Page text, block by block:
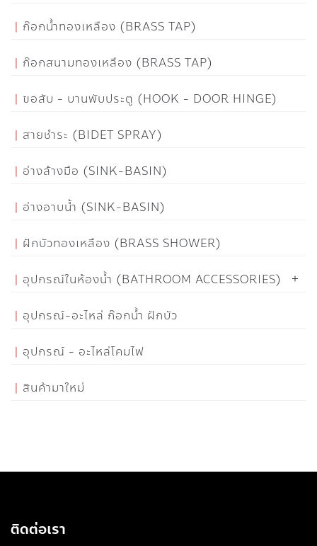
ก๊อกน้ำทองเหลือง (BRASS TAP)
ก๊อกสนามทองเหลือง (BRASS TAP)
ขอสับ - บานพับประตู (HOOK - DOOR HINGE)
สายชำระ (BIDET SPRAY)
อ่างล้างมือ (SINK-BASIN)
อ่างอาบน้ำ (SINK-BASIN)
ฝักบัวทองเหลือง (BRASS SHOWER)
อุปกรณ์ในห้องน้ำ (BATHROOM ACCESSORIES)
อุปกรณ์-อะไหล่ ก๊อกน้ำ ฝักบัว
อุปกรณ์ - อะไหล่โคมไฟ
สินค้ามาใหม่
ติดต่อเรา